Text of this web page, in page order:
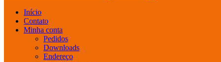
Início
Contato
Minha conta
Pedidos
Downloads
Endereço